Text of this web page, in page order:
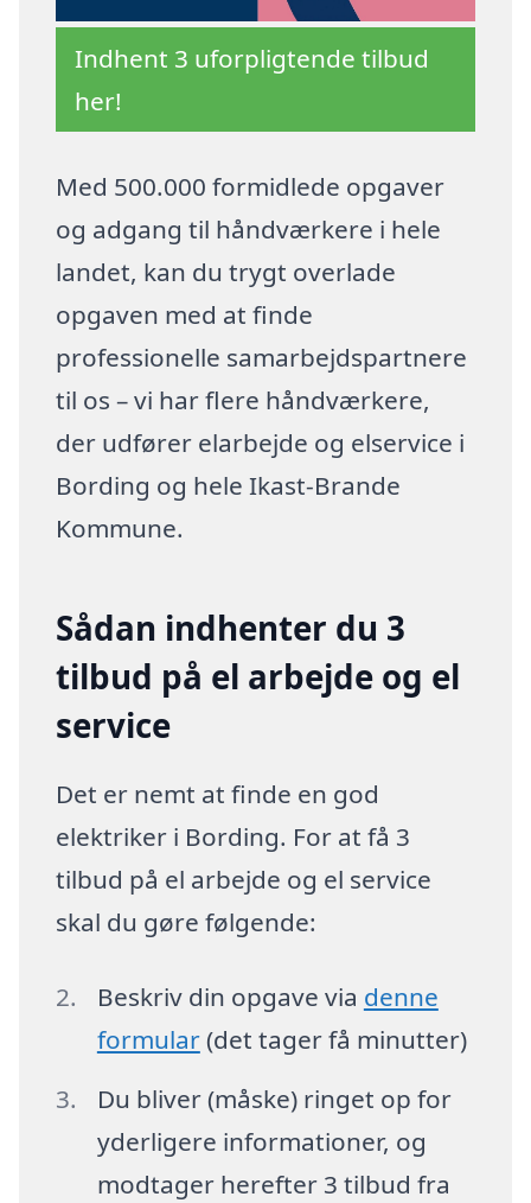
Indhent 3 uforpligtende tilbud
her!
Med 500.000 formidlede opgaver
og adgang til håndværkere i hele
landet, kan du trygt overlade
opgaven med at finde
professionelle samarbejdspartnere
til os – vi har flere håndværkere,
der udfører elarbejde og elservice i
Bording og hele Ikast-Brande
Kommune.
Sådan indhenter du 3
tilbud på el arbejde og el
service
Det er nemt at finde en god
elektriker i Bording. For at få 3
tilbud på el arbejde og el service
skal du gøre følgende:
Beskriv din opgave via denne
formular(det tager få minutter)
Du bliver (måske) ringet op for
yderligere informationer, og
modtager herefter 3 tilbud fra